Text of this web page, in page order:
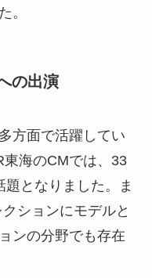
。
の出演
方面で活躍してい
東海のCMでは、33
となりました。ま
ションにモデルと
ンの分野でも存在